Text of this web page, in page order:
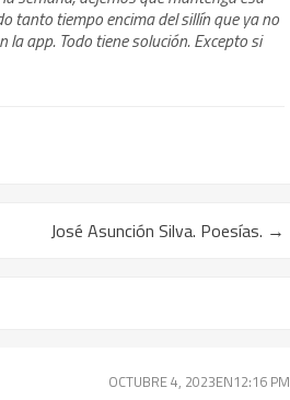
tanto tiempo encima del sillín que ya no
la app. Todo tiene solución. Excepto si
José Asunción Silva. Poesías. →
OCTUBRE 4, 2023EN12:16 PM